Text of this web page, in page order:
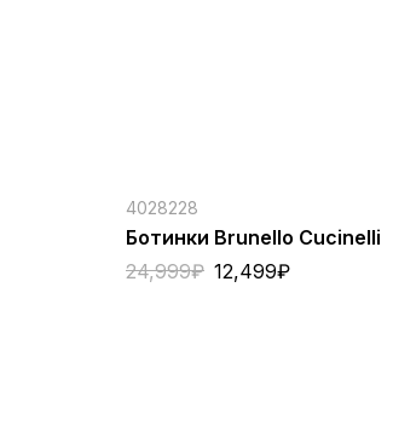
4028228
Ботинки Brunello Cucinelli
24,999₽ 12,499₽